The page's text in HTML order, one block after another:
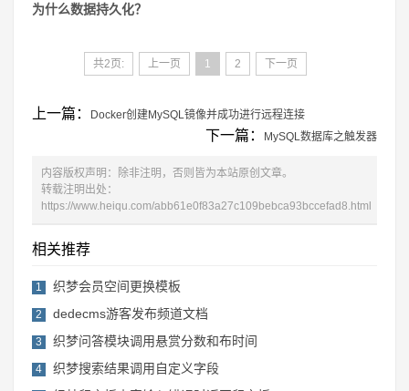
为什么数据持久化？
共2页: 上一页 1 2 下一页
上一篇： Docker创建MySQL镜像并成功进行远程连接
下一篇： MySQL数据库之触发器
内容版权声明：除非注明，否则皆为本站原创文章。
转载注明出处：
https://www.heiqu.com/abb61e0f83a27c109bebca93bccefad8.html
相关推荐
1 织梦会员空间更换模板
2 dedecms游客发布频道文档
3 织梦问答模块调用悬赏分数和布时间
4 织梦搜索结果调用自定义字段